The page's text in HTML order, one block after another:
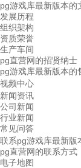
pg游戏库最新版本的
发展历程
组织架构
资质荣誉
生产车间
pg直营网的招贤纳士
pg游戏库最新版本的
视频中心
新闻资讯
公司新闻
行业新闻
常见问答
联系pg游戏库最新版
pg直营网的联系方式
电子地图